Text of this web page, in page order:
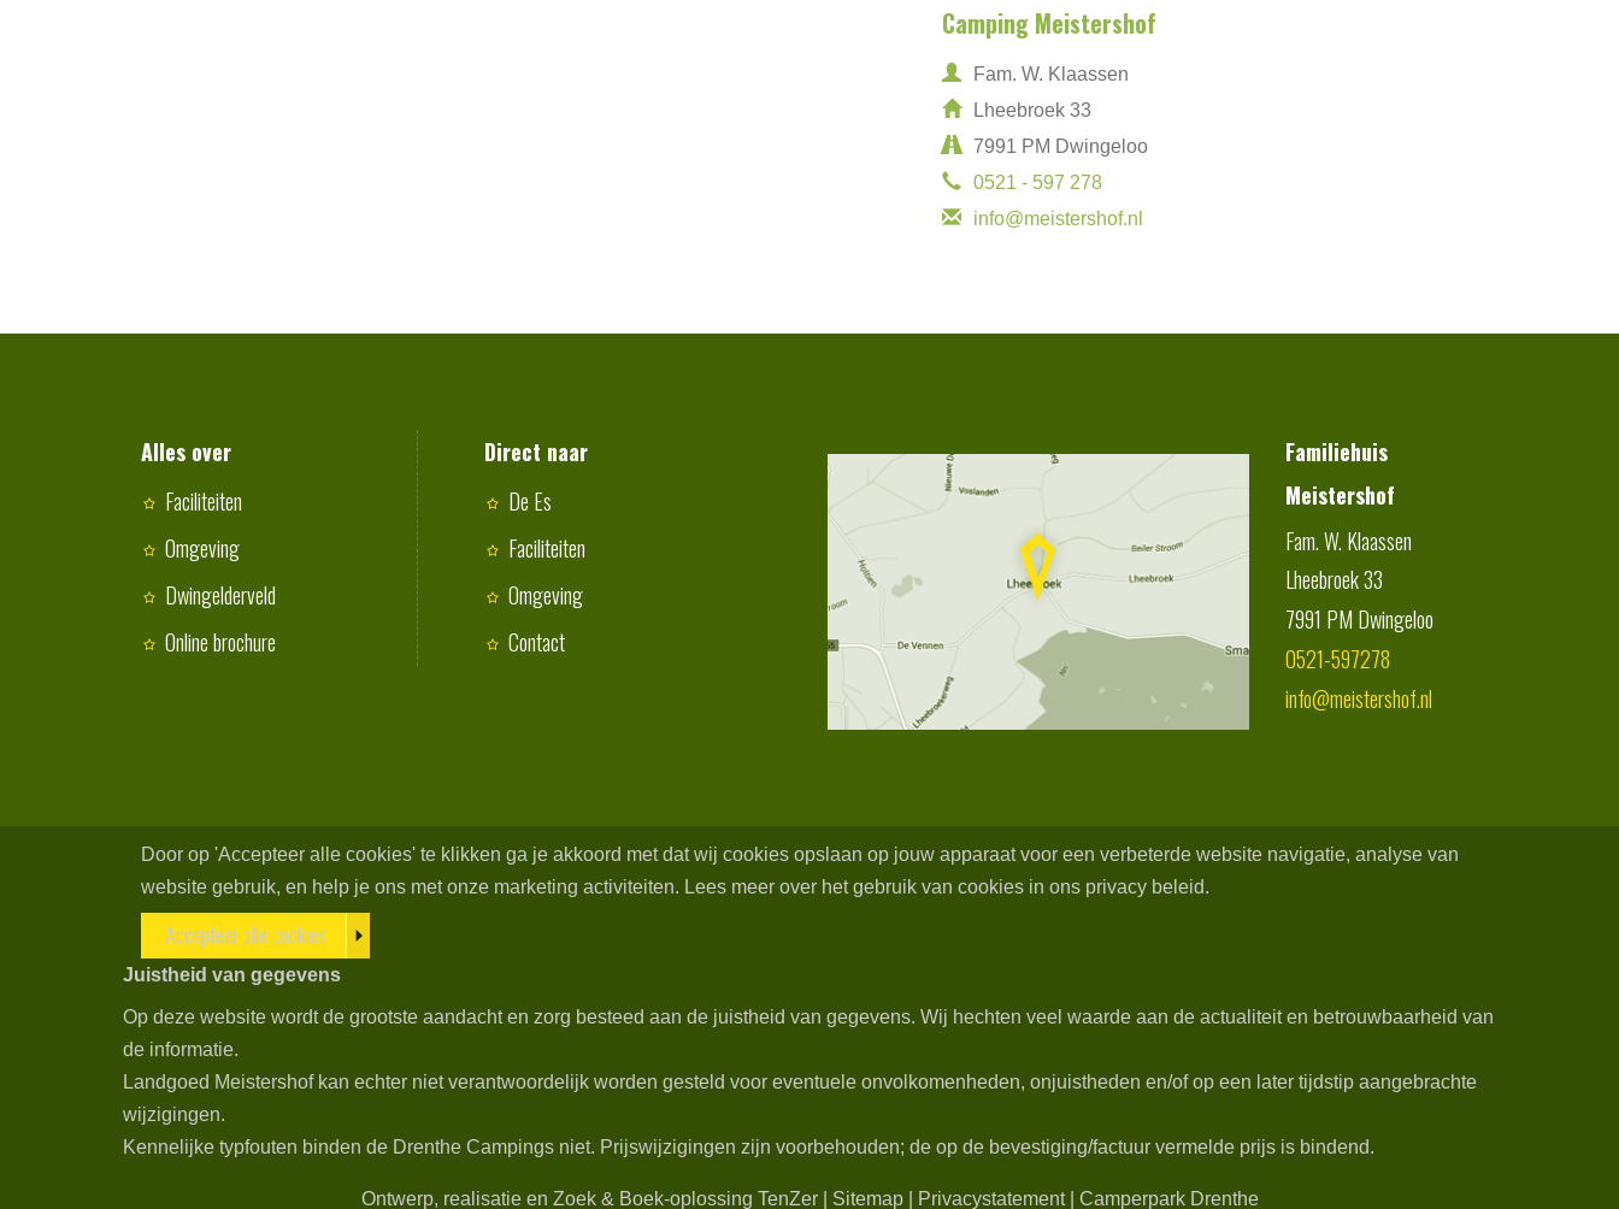
Camping Meistershof
Fam. W. Klaassen
Lheebroek 33
7991 PM Dwingeloo
0521 - 597 278
info@meistershof.nl
Alles over
Faciliteiten
Omgeving
Dwingelderveld
Online brochure
Direct naar
De Es
Faciliteiten
Omgeving
Contact
Familiehuis
Meistershof
Fam. W. Klaassen
Lheebroek 33
7991 PM Dwingeloo
0521-597278
info@meistershof.nl
Door op 'Accepteer alle cookies' te klikken ga je akkoord met dat wij cookies opslaan op jouw apparaat voor een verbeterde website navigatie, analyse van
website gebruik, en help je ons met onze marketing activiteiten. Lees meer over het gebruik van cookies in ons privacy beleid.
Accepteer alle cookies
Juistheid van gegevens
Op deze website wordt de grootste aandacht en zorg besteed aan de juistheid van gegevens. Wij hechten veel waarde aan de actualiteit en betrouwbaarheid van
de informatie.
Landgoed Meistershof kan echter niet verantwoordelijk worden gesteld voor eventuele onvolkomenheden, onjuistheden en/of op een later tijdstip aangebrachte
wijzigingen.
Kennelijke typfouten binden de Drenthe Campings niet. Prijswijzigingen zijn voorbehouden; de op de bevestiging/factuur vermelde prijs is bindend.
Ontwerp, realisatie en Zoek & Boek-oplossing TenZer| Sitemap| Privacystatement| Camperpark Drenthe